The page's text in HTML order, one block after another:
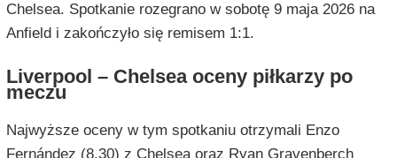
Chelsea. Spotkanie rozegrano w sobotę 9 maja 2026 na
Anfield i zakończyło się remisem 1:1.
Liverpool – Chelsea oceny piłkarzy po
meczu
Najwyższe oceny w tym spotkaniu otrzymali Enzo
Fernández (8.30) z Chelsea oraz Ryan Gravenberch